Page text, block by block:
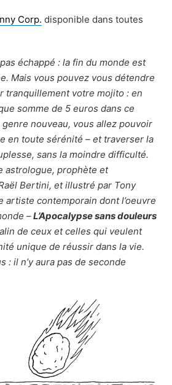
Corp. disponible dans toutes
échappé : la fin du monde est
Mais vous pouvez vous détendre
tranquillement votre mojito : en
somme de 5 euros dans ce
genre nouveau, vous allez pouvoir
en toute sérénité – et traverser la
sans la moindre difficulté.
astrologue, prophète et
Bertini, et illustré par Tony
artiste contemporain dont l’oeuvre
–L’Apocalypse sans douleurs
de ceux et celles qui veulent
unique de réussir dans la vie.
: il n’y aura pas de seconde